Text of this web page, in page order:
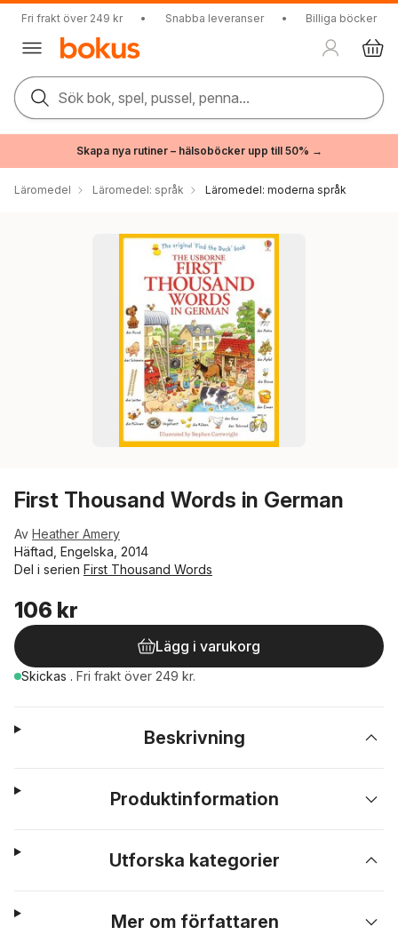
Fri frakt över 249 kr • Snabba leveranser • Billiga böcker
Sök bok, spel, pussel, penna...
Skapa nya rutiner – hälsoböcker upp till 50% →
Läromedel Läromedel: språk Läromedel: moderna språk
First Thousand Words in German
Av Heather Amery
Häftad, Engelska, 2014
Del i serien First Thousand Words
106 kr
Lägg i varukorg
Skickas . Fri frakt över 249 kr.
Beskrivning
Produktinformation
Utforska kategorier
Mer om författaren